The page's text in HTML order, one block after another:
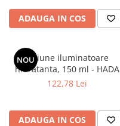
ADAUGA IN COS
NOULotiune iluminatoare
hidratanta, 150 ml - HADA
LABO TOKYO GLOW
122,78 Lei
ADAUGA IN COS